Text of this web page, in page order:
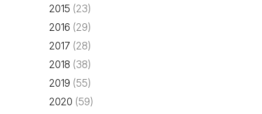
2015 (23)
2016 (29)
2017 (28)
2018 (38)
2019 (55)
2020 (59)